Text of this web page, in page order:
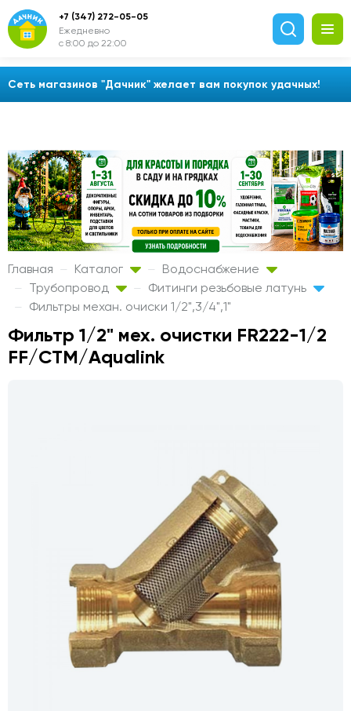
Сеть магазинов "Дачник" желает вам покупок удачных!
+7 (347) 272-05-05
Ежедневно
с 8:00 до 22:00
Главная Каталог
Водоснабжение
Трубопровод
Фитинги резьбовые латунь
Фильтры механ. очиски 1/2",3/4",1"
Фильтр 1/2" мех. очистки FR222-1/2
FF/СТМ/Aqualink